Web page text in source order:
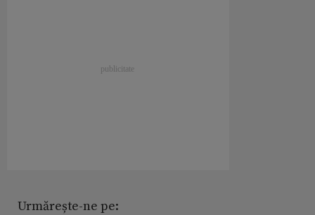
Urmărește-ne pe: